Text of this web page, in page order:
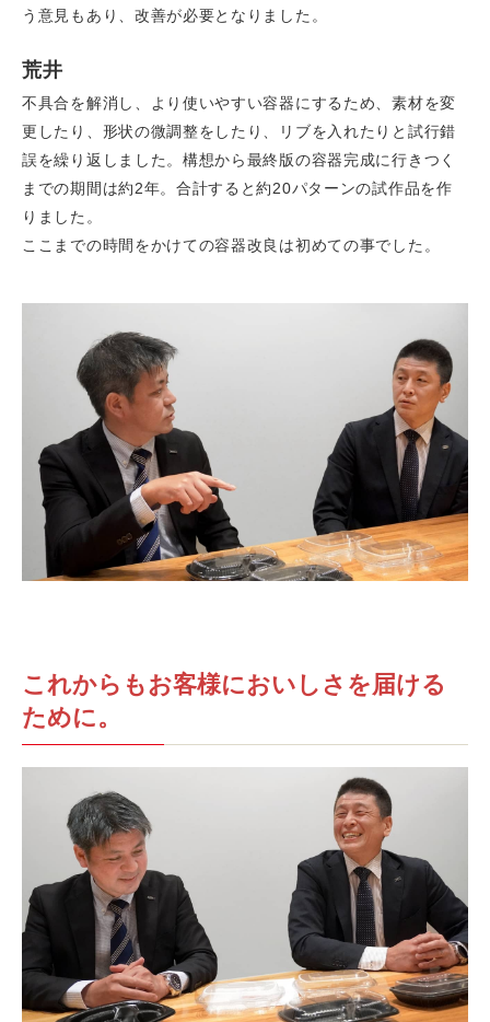
う意見もあり、改善が必要となりました。
荒井
不具合を解消し、より使いやすい容器にするため、素材を変
更したり、形状の微調整をしたり、リブを入れたりと試行錯
誤を繰り返しました。構想から最終版の容器完成に行きつく
までの期間は約2年。合計すると約20パターンの試作品を作
りました。
ここまでの時間をかけての容器改良は初めての事でした。
これからもお客様においしさを届ける
ために。